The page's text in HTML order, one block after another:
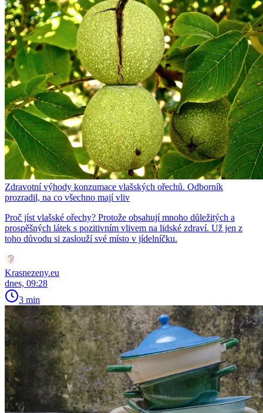
Zdravotní výhody konzumace vlašských ořechů. Odborník
prozradil, na co všechno mají vliv
Proč jíst vlašské ořechy? Protože obsahují mnoho důležitých a
prospěšných látek s pozitivním vlivem na lidské zdraví. Už jen z
toho důvodu si zaslouží své místo v jídelníčku.
Krasnezeny.eu
dnes, 09:28
3 min